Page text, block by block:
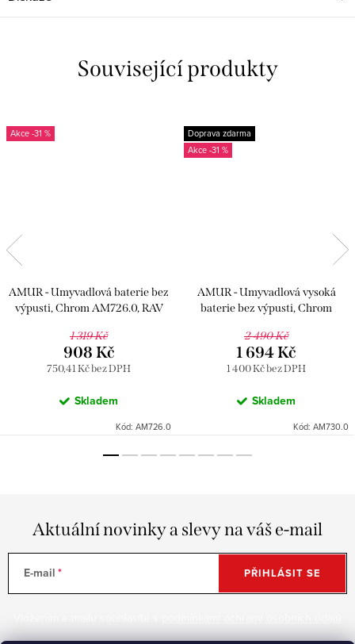
Související produkty
-31 %
AMUR - Umyvadlová baterie bez
výpusti, Chrom AM726.0, RAV
1 319 Kč
750,41 Kč bez DPH
908 Kč
Skladem
Kód: AM726.0
Doprava zdarma
-31 %
AMUR - Umyvadlová vysoká
baterie bez výpusti, Chrom
2 490 Kč
1 400 Kč bez DPH
1 694 Kč
Skladem
Kód: AM730.0
Aktuální novinky a slevy na váš e-mail
E-mail PŘIHLÁSIT SE